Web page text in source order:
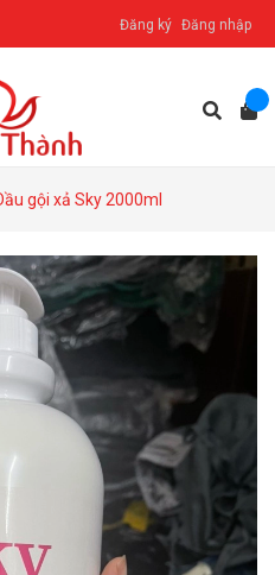
Đăng ký Đăng nhập
gội xả Sky 2000ml